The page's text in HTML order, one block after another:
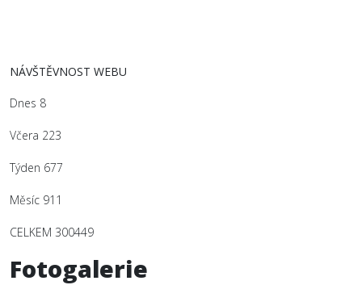
NÁVŠTĚVNOST WEBU
Dnes 8
Včera 223
Týden 677
Měsíc 911
CELKEM 300449
Fotogalerie